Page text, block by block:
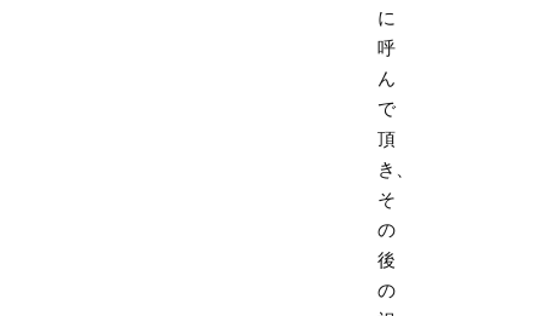
に
呼
ん
で
頂
き、
そ
の
後
の